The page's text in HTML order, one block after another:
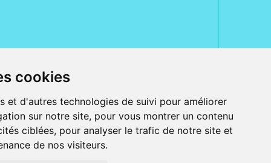
cookies
et d'autres technologies de suivi pour améliorer
sur notre site, pour vous montrer un contenu
ciblées, pour analyser le trafic de notre site et
de nos visiteurs.
Jeanne d' Harcourt, 80300 Albert.
ordonnance.
iPad et iPod touch), ou sur Google Play (pour Androïd 5.0 ou version
Bancontact, PayPal.
beauté et bien-être ainsi que différents services : suivi personnalisé,
la peau, des cheveux...), mesure de la glycémie, perruques.
Pharmactiv réunit près de 1500 adhérents pharmaciens autour d' un
médical sous sa marque BetterLife.